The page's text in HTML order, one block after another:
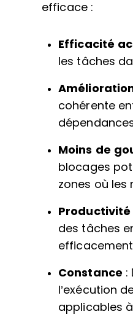
efficace :
Efficacité
les tâches
cohérente
Moins de
blocages
zones où les
Productivité
des tâches
Constance :
l’exécution
applicables